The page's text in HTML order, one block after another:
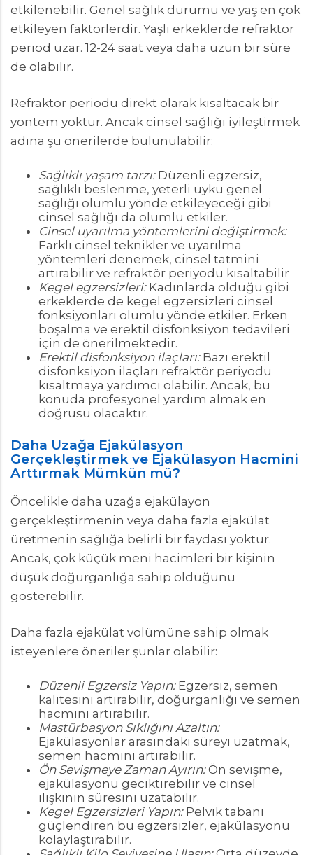
etkilenebilir. Genel sağlık durumu ve yaş en çok
etkileyen faktörlerdir. Yaşlı erkeklerde refraktör
period uzar. 12-24 saat veya daha uzun bir süre
de olabilir.
Refraktör periodu direkt olarak kısaltacak bir
yöntem yoktur. Ancak cinsel sağlığı iyileştirmek
adına şu önerilerde bulunulabilir:
Sağlıklı yaşam tarzı:Düzenli egzersiz,
sağlıklı beslenme, yeterli uyku genel
sağlığı olumlu yönde etkileyeceği gibi
cinsel sağlığı da olumlu etkiler.
Cinsel uyarılma yöntemlerini değiştirmek:
Farklı cinsel teknikler ve uyarılma
yöntemleri denemek, cinsel tatmini
artırabilir ve refraktör periyodu kısaltabilir
Kegel egzersizleri:Kadınlarda olduğu gibi
erkeklerde de kegel egzersizleri cinsel
fonksiyonları olumlu yönde etkiler. Erken
boşalma ve erektil disfonksiyon tedavileri
için de önerilmektedir.
Erektil disfonksiyon ilaçları:Bazı erektil
disfonksiyon ilaçları refraktör periyodu
kısaltmaya yardımcı olabilir. Ancak, bu
konuda profesyonel yardım almak en
doğrusu olacaktır.
Daha Uzağa Ejakülasyon
Gerçekleştirmek ve Ejakülasyon Hacmini
Arttırmak Mümkün mü?
Öncelikle daha uzağa ejakülayon
gerçekleştirmenin veya daha fazla ejakülat
üretmenin sağlığa belirli bir faydası yoktur.
Ancak, çok küçük meni hacimleri bir kişinin
düşük doğurganlığa sahip olduğunu
gösterebilir.
Daha fazla ejakülat volümüne sahip olmak
isteyenlere öneriler şunlar olabilir:
Düzenli Egzersiz Yapın:Egzersiz, semen
kalitesini artırabilir, doğurganlığı ve semen
hacmini artırabilir.
Mastürbasyon Sıklığını Azaltın:
Ejakülasyonlar arasındaki süreyi uzatmak,
semen hacmini artırabilir.
Ön Sevişmeye Zaman Ayırın:Ön sevişme,
ejakülasyonu geciktirebilir ve cinsel
ilişkinin süresini uzatabilir.
Kegel Egzersizleri Yapın:Pelvik tabanı
güçlendiren bu egzersizler, ejakülasyonu
kolaylaştırabilir.